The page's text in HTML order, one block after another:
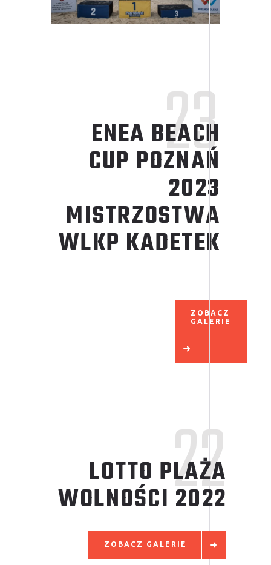
ENEA BEACH
CUP POZNAŃ
2023
MISTRZOSTWA
WLKP KADETEK
23
ZOBACZ
GALERIE
LOTTO PLAŻA
WOLNOŚCI 2022
22
ZOBACZ GALERIE